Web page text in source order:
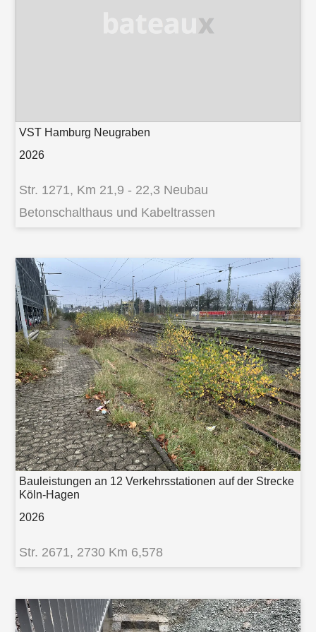
VST Hamburg Neugraben
2026
Str. 1271, Km 21,9 - 22,3 Neubau
Betonschalthaus und Kabeltrassen
Bauleistungen an 12 Verkehrsstationen auf der Strecke
Köln-Hagen
2026
Str. 2671, 2730 Km 6,578